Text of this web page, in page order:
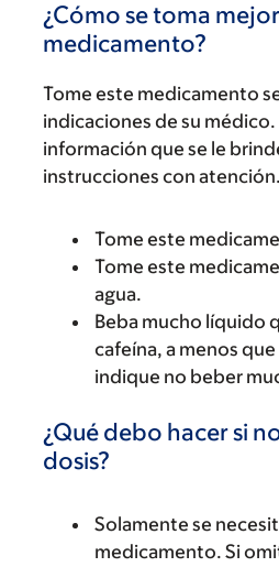
¿Cómo se toma
medicamento?
Tome este medicamento
indicaciones de su
información que se le
instrucciones con atención.
Tome este
Tome este
agua.
Beba mucho líquido
cafeína, a menos
indique no beber
¿Qué debo hacer si
dosis?
Solamente se
medicamento. Si